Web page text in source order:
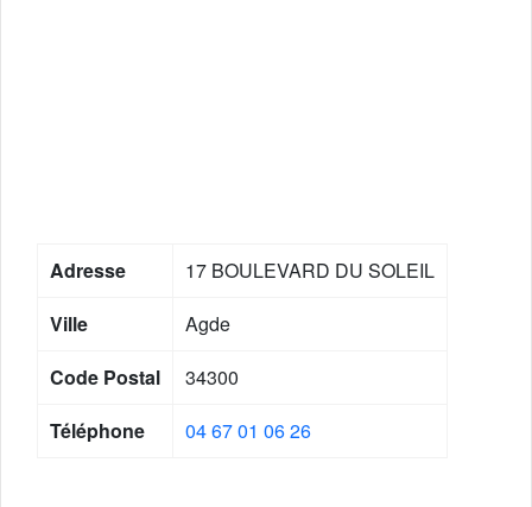
Adresse
17 BOULEVARD DU SOLEIL
Ville
Agde
Code Postal
34300
Téléphone
04 67 01 06 26